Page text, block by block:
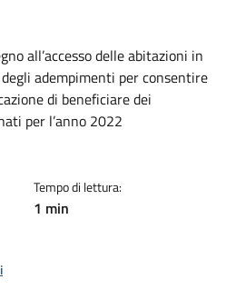
all’accesso delle abitazioni in
adempimenti per consentire
di beneficiare dei
per l’anno 2022
Tempo di lettura:
1 min